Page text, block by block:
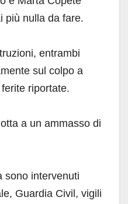
più nulla da fare.
entrambi
sul colpo a
riportate.
a un ammasso di
sono intervenuti
Guardia Civil, vigili